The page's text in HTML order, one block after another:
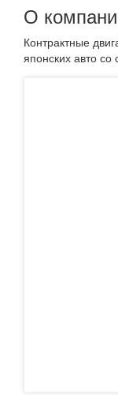
О
Контрактные
японских авто со